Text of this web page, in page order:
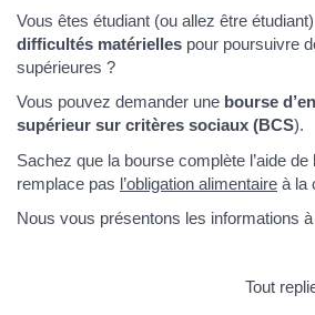
Vous êtes étudiant (ou allez être
difficultés matérielles pour poursuivre
supérieures ?
Vous pouvez demander une bourse
supérieur sur critères sociaux (BCS).
Sachez que la bourse complète l’aide de
remplace pas l’obligation alimentaire à la
Nous vous présentons les informations
Tout